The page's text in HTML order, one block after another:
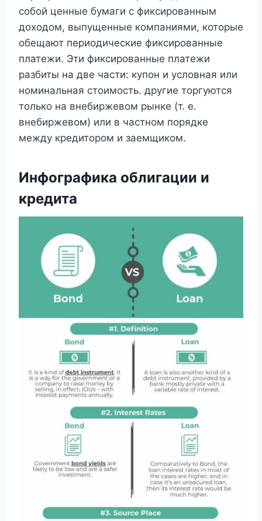
собой ценные бумаги с фиксированным
доходом, выпущенные компаниями, которые
обещают периодические фиксированные
платежи. Эти фиксированные платежи
разбиты на две части: купон и условная или
номинальная стоимость. другие торгуются
только на внебиржевом рынке (т. е.
внебиржевом) или в частном порядке
между кредитором и заемщиком.
Инфографика облигации и
кредита